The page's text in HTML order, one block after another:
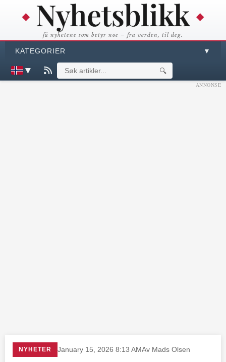
få nyhetene som betyr noe – fra verden, til deg.
KATEGORIER ▼
▼ 🔍
ANNONSE
NYHETER January 15, 2026 8:13 AMAv Mads Olsen